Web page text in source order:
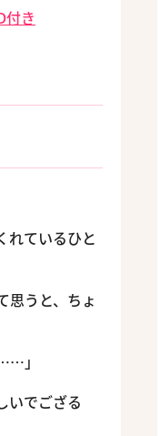
付き
れているひと
思うと、ちょ
」
いでござる